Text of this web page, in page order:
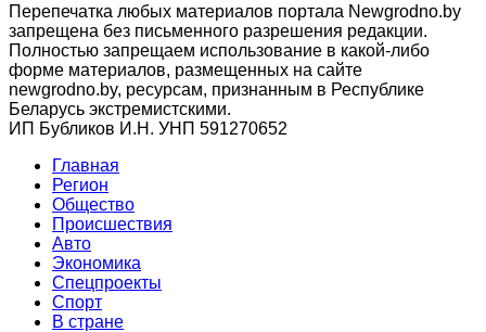
Перепечатка любых материалов портала Newgrodno.by
запрещена без письменного разрешения редакции.
Полностью запрещаем использование в какой-либо
форме материалов, размещенных на сайте
newgrodno.by, ресурсам, признанным в Республике
Беларусь экстремистскими.
ИП Бубликов И.Н. УНП 591270652
Главная
Регион
Общество
Происшествия
Авто
Экономика
Спецпроекты
Cпорт
В стране